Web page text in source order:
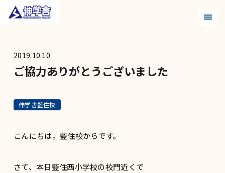
メニ
2019.10.10
ご協力ありがとうございました
伸学舎藍住校
こんにちは。藍住校からです。
さて、本日藍住西小学校の校門近くで